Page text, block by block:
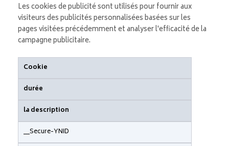
Les cookies de publicité sont utilisés pour fournir aux
visiteurs des publicités personnalisées basées sur les
pages visitées précédemment et analyser l'efficacité de la
campagne publicitaire.
Cookie
durée
la description
__Secure-YNID